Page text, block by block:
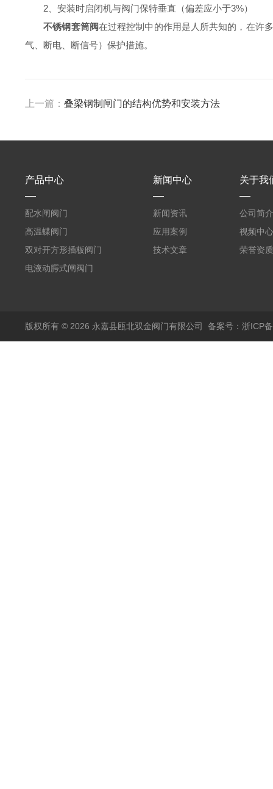
2、安装时启闭机与阀门保特垂直（偏差应小于3%）
不锈钢套筒阀在过程控制中的作用是人所共知的，在许
气、断电、断信号）保护措施。
上一篇： 叠梁钢制闸门的结构优势和安装方法
产品中心
配水闸阀门
高温蝶阀门
双对开方形插板阀门
电液动腭式闸阀门
新闻中心
新闻资讯
应用案例
技术文章
关于我
公司简介
视频中心
荣誉资质
版权所有 © 2026 永嘉县瓯北双金阀门有限公司 备案号：浙ICP